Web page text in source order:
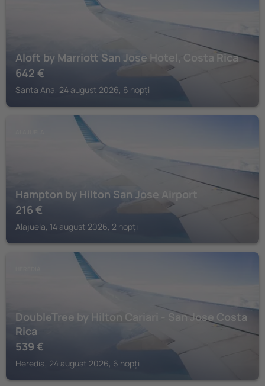
Aloft by Marriott San Jose Hotel, Costa Rica
642 €
Santa Ana, 24 august 2026, 6 nopți
Hampton by Hilton San Jose Airport
216 €
Alajuela, 14 august 2026, 2 nopți
DoubleTree by Hilton Cariari - San Jose Costa
Rica
539 €
Heredia, 24 august 2026, 6 nopți